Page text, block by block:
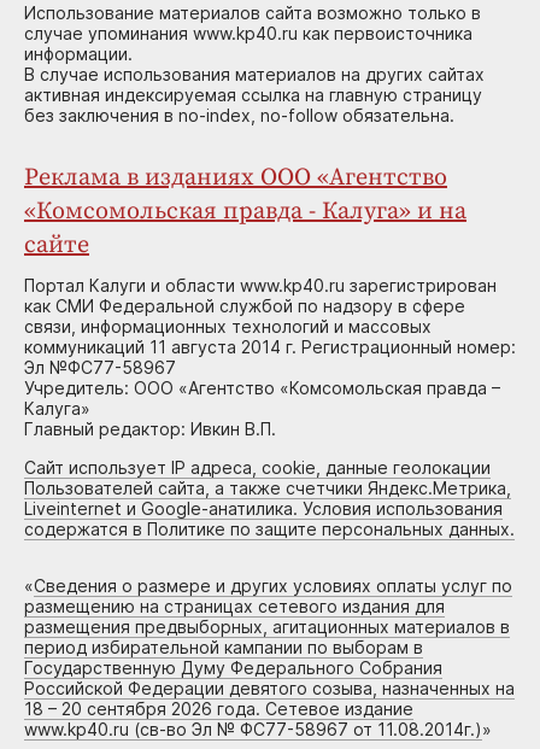
Использование материалов сайта возможно только в
случае упоминания www.kp40.ru как первоисточника
информации.
В случае использования материалов на других сайтах
активная индексируемая ссылка на главную страницу
без заключения в no-index, no-follow обязательна.
Реклама в изданиях ООО «Агентство
«Комсомольская правда - Калуга» и на
сайте
Портал Калуги и области www.kp40.ru зарегистрирован
как СМИ Федеральной службой по надзору в сфере
связи, информационных технологий и массовых
коммуникаций 11 августа 2014 г. Регистрационный номер:
Эл №ФС77-58967
Учредитель: ООО «Агентство «Комсомольская правда –
Калуга»
Главный редактор: Ивкин В.П.
Сайт использует IP адреса, cookie, данные геолокации
Пользователей сайта, а также счетчики Яндекс.Метрика,
Liveinternet и Google-анатилика. Условия использования
содержатся в Политике по защите персональных данных.
«Сведения о размере и других условиях оплаты услуг по
размещению на страницах сетевого издания для
размещения предвыборных, агитационных материалов в
период избирательной кампании по выборам в
Государственную Думу Федерального Собрания
Российской Федерации девятого созыва, назначенных на
18 – 20 сентября 2026 года. Сетевое издание
www.kp40.ru (св-во Эл № ФС77-58967 от 11.08.2014г.)»